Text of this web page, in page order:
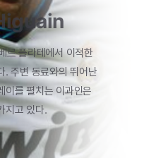
르플라테에서이적한
.주변동료와의 뛰어난
이를펼치는 이과인은
지고있다.